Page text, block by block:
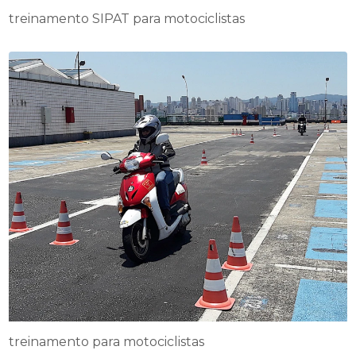
treinamento SIPAT para motociclistas
treinamento para motociclistas